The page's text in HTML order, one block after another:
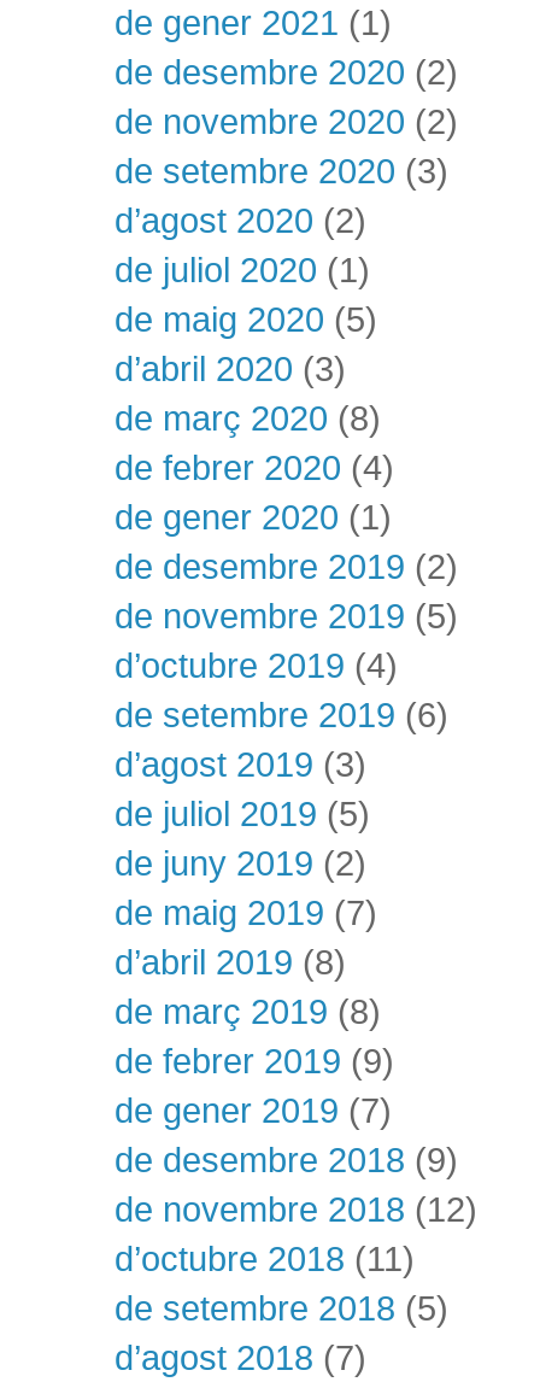
de gener 2021 (1)
de desembre 2020 (2)
de novembre 2020 (2)
de setembre 2020 (3)
d’agost 2020 (2)
de juliol 2020 (1)
de maig 2020 (5)
d’abril 2020 (3)
de març 2020 (8)
de febrer 2020 (4)
de gener 2020 (1)
de desembre 2019 (2)
de novembre 2019 (5)
d’octubre 2019 (4)
de setembre 2019 (6)
d’agost 2019 (3)
de juliol 2019 (5)
de juny 2019 (2)
de maig 2019 (7)
d’abril 2019 (8)
de març 2019 (8)
de febrer 2019 (9)
de gener 2019 (7)
de desembre 2018 (9)
de novembre 2018 (12)
d’octubre 2018 (11)
de setembre 2018 (5)
d’agost 2018 (7)